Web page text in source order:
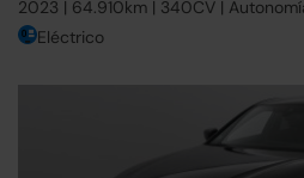
2023 | 64.910km | 340CV |
Eléctrico